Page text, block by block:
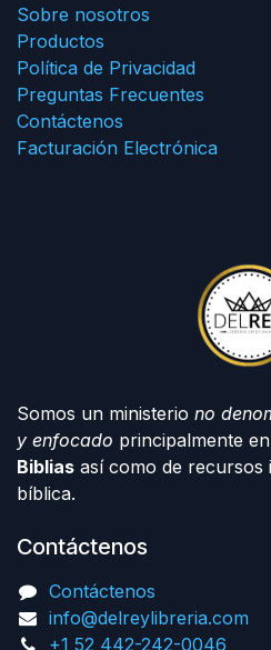
Sobre nosotros
Productos
Política de Privacidad
Preguntas Frecuentes
Contáctenos
Facturación Electrónica
Somos un ministerio no
y enfocado principalmente
Biblias así como de recursos
bíblica.
Contáctenos
Contáctenos
info@delreylibreria.com
+1 52 442-242-0046